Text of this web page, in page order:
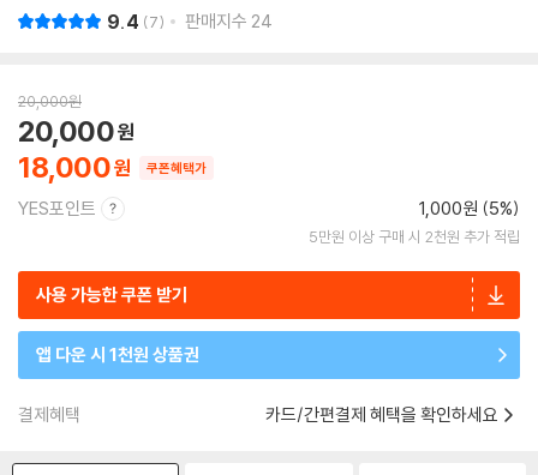
9.4 7 판매지수 24
20,000원
18,000
20,000
쿠폰혜택가
YES포인트 1,000원 (5%)
5만원 이상 구매 시 2천원 추가 적립
사용 가능한 쿠폰 받기
앱 다운 시 1천원 상품권
결제혜택 카드/간편결제 혜택을 확인하세요